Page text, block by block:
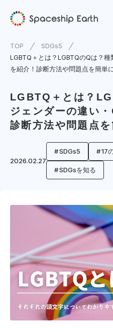
TOP
SDGs5
LGBTQ＋とは？LGBTQのQは？
を紹介！診断方法や問題点を簡単
LGBTQ＋とは？
ジェンダーの違い
診断方法や問題点
2026.02.27
SDGs5 17
SDGsを知る